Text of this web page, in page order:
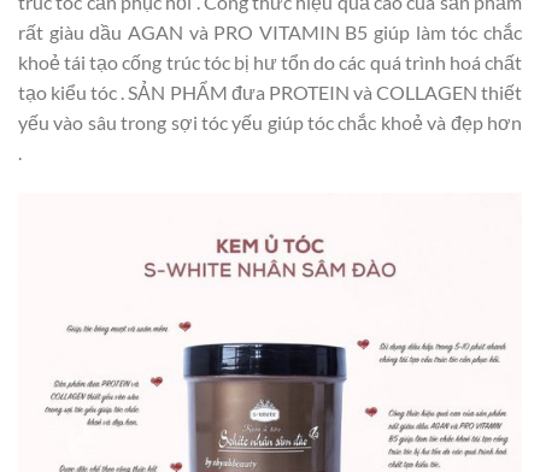
rất giàu dầu AGAN và PRO VITAMIN B5 giúp làm tóc chắc
khoẻ tái tạo cống trúc tóc bị hư tổn do các quá trình hoá chất
tạo kiểu tóc . SẢN PHẨM đưa PROTEIN và COLLAGEN thiết
yếu vào sâu trong sợi tóc yếu giúp tóc chắc khoẻ và đẹp hơn
.